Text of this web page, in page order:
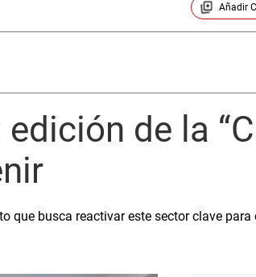
Añadir
de la
que busca reactivar este sector clave